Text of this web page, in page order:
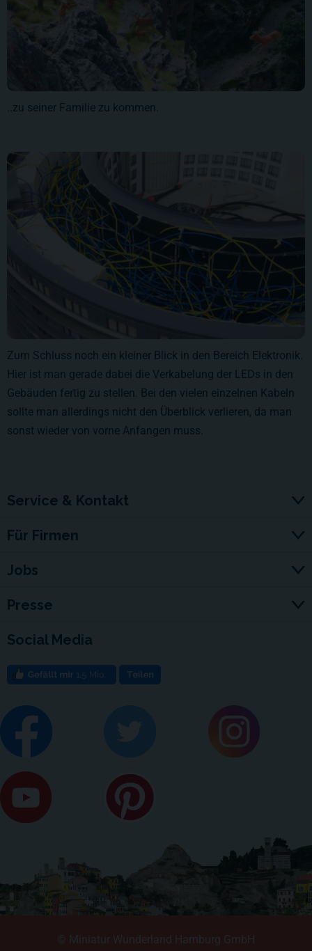
..zu seiner Familie zu kommen.
Zum Schluss noch ein kleiner Blick in den Bereich Elektronik.
Hier ist man gerade dabei die Verkabelung der LEDs in den
Gebäuden fertig zu stellen. Bei den vielen einzelnen Kabeln
sollte man allerdings nicht den Überblick verlieren, da man
sonst wieder von vorne Anfangen muss.
Service & Kontakt
Für Firmen
Jobs
Presse
Social Media
© Miniatur Wunderland Hamburg GmbH